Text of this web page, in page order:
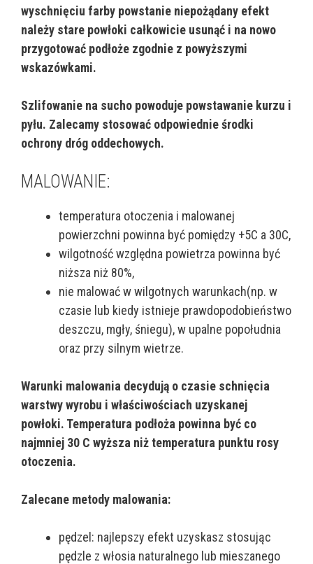
wyschnięciu farby powstanie niepożądany efekt
należy stare powłoki całkowicie usunąć i na nowo
przygotować podłoże zgodnie z powyższymi
wskazówkami.
Szlifowanie na sucho powoduje powstawanie kurzu i
pyłu. Zalecamy stosować odpowiednie środki
ochrony dróg oddechowych.
MALOWANIE:
temperatura otoczenia i malowanej
powierzchni powinna być pomiędzy +5C a 30C,
wilgotność względna powietrza powinna być
niższa niż 80%,
nie malować w wilgotnych warunkach(np. w
czasie lub kiedy istnieje prawdopodobieństwo
deszczu, mgły, śniegu), w upalne popołudnia
oraz przy silnym wietrze.
Warunki malowania decydują o czasie schnięcia
warstwy wyrobu i właściwościach uzyskanej
powłoki. Temperatura podłoża powinna być co
najmniej 30 C wyższa niż temperatura punktu rosy
otoczenia.
Zalecane metody malowania:
pędzel: najlepszy efekt uzyskasz stosując
pędzle z włosia naturalnego lub mieszanego